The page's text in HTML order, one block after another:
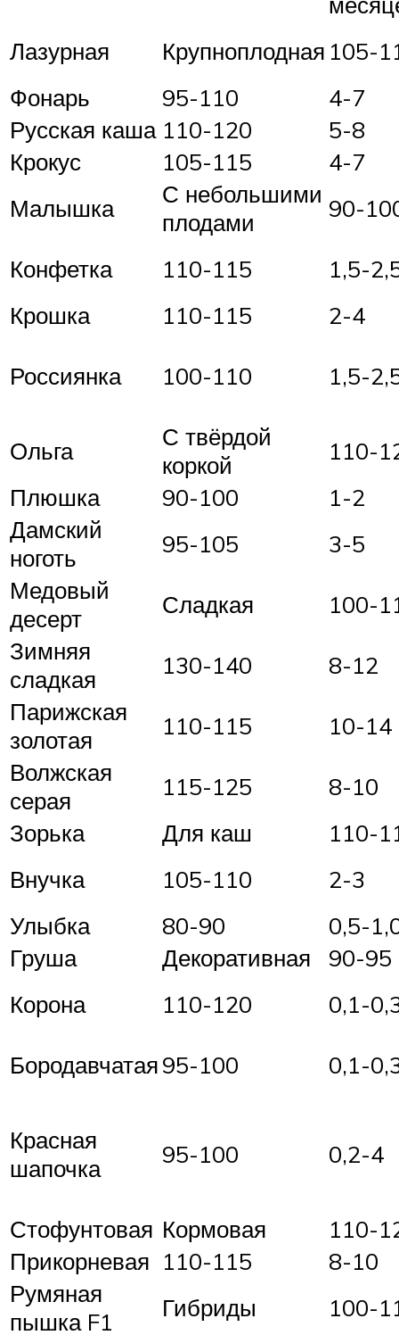
Лазурная
Крупноплодная 105-
Фонарь
95-110
4-7
Русская каша 110-120
5-8
Крокус
105-115
4-7
Малышка
С небольшими
плодами
90-
Конфетка 110-115
1,5-
Крошка
110-115 2-4
Россиянка 100-110 1,5-
Ольга
С твёрдой
коркой
110-
Плюшка
90-100
1-2
Дамский
ноготь
95-105
3-5
Медовый
десерт
Сладкая
100-
Зимняя
сладкая
130-140
8-12
Парижская
золотая
110-115
10-14
Волжская
серая
115-125
8-10
Зорька
Для каш
110-
Внучка
105-110
2-3
Улыбка
80-90
0,5-
Груша
Декоративная
90-95
Корона
110-120 0,1-
Бородавчатая95-100 0,1-
Красная
шапочка
95-100 0,2-4
Стофунтовая Кормовая
110-
Прикорневая 110-115
8-10
Румяная
пышка F1
Гибриды 100-